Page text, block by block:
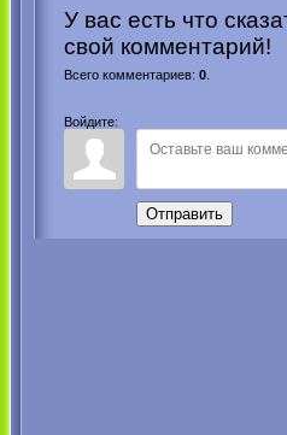
У вас есть что
свой комментарий!
Всего комментариев: 0
Войдите:
Отправить